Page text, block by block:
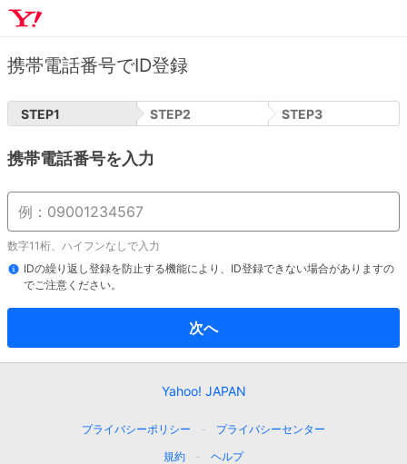
携帯電話番号でID登録
STEP1 STEP2 STEP3
携帯電話番号を入力
数字11桁、ハイフンなしで入力
IDの繰り返し登録を防止する機能により、ID登録できない場合がありますの
でご注意ください。
次へ
Yahoo! JAPAN
プライバシーポリシー
プライバシーセンター
規約
ヘルプ